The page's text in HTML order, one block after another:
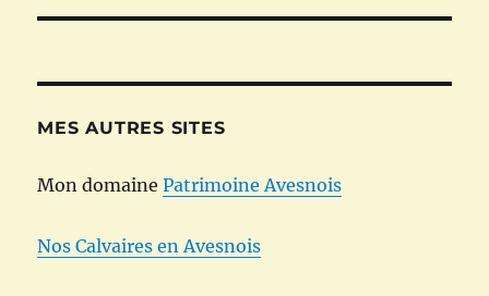
MES AUTRES SITES
Mon domainePatrimoine Avesnois
Nos Calvaires en Avesnois